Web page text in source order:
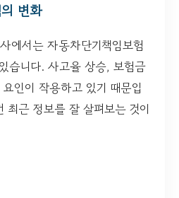
변화
에서는 자동차단기책임보험
습니다. 사고율 상승, 보험금
인이 작용하고 있기 때문입
최근 정보를 잘 살펴보는 것이